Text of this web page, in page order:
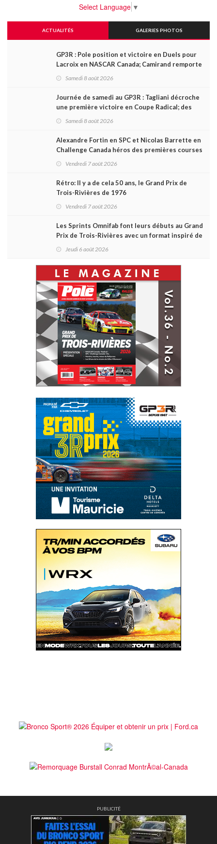
Select Language ▼
ACTUALITÉS GALERIES PHOTOS
GP3R : Pole position et victoire en Duels pour
Lacroix en NASCAR Canada; Camirand remporte
Samedi 8 août 2026
Journée de samedi au GP3R : Tagliani décroche
une première victoire en Coupe Radical; des
Samedi 8 août 2026
Alexandre Fortin en SPC et Nicolas Barrette en
Challenge Canada héros des premières courses
Vendredi 7 août 2026
Rétro: Il y a de cela 50 ans, le Grand Prix de
Trois-Rivières de 1976
Vendredi 7 août 2026
Les Sprints Omnifab font leurs débuts au Grand
Prix de Trois-Rivières avec un format inspiré de
Jeudi 6 août 2026
PUBLICITÉ